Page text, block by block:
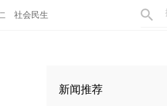
社会民生
新闻推荐